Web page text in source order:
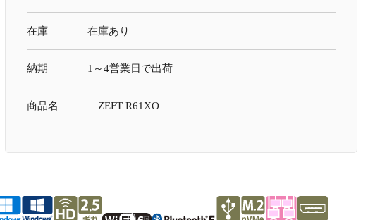
在庫 在庫あり
納期 1～4営業日で出荷
商品名 ZEFT R61XO